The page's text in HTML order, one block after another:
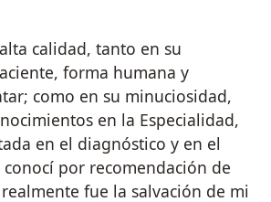
calidad, tanto en su
forma humana y
como en su minuciosidad,
en la Especialidad,
en el diagnóstico y en el
por recomendación de
fue la salvación de mi